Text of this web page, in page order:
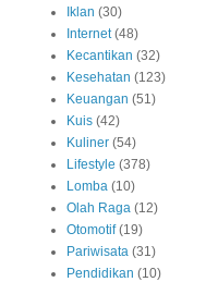
Iklan (30)
Internet (48)
Kecantikan (32)
Kesehatan (123)
Keuangan (51)
Kuis (42)
Kuliner (54)
Lifestyle (378)
Lomba (10)
Olah Raga (12)
Otomotif (19)
Pariwisata (31)
Pendidikan (10)